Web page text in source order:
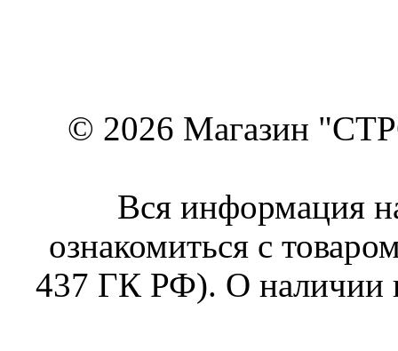
© 2026 Магазин
Вся информация
ознакомиться с
437 ГК РФ). О наличии